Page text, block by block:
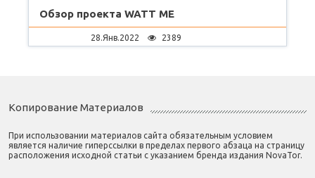
Обзор проекта WATT ME
28.Янв.2022 2389
Копирование Материалов
При использовании материалов сайта обязательным условием
является наличие гиперссылки в пределах первого абзаца на страницу
расположения исходной статьи с указанием бренда издания NovaTor.